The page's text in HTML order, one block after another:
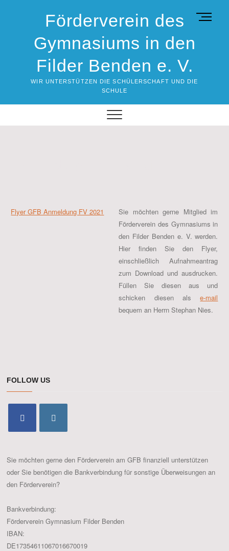
Förderverein des
Gymnasiums in den
Filder Benden e. V.
WIR UNTERSTÜTZEN DIE SCHÜLERSCHAFT UND DIE
SCHULE
M
n
Flyer GFB Anmeldung FV 2021
Sie möchten gerne Mitglied im
Förderverein des Gymnasiums in
den Filder Benden e. V. werden.
Hier finden Sie den Flyer,
einschließlich Aufnahmeantrag
zum Download und ausdrucken.
Füllen Sie diesen aus und
schicken diesen alse-mail
bequem an Herrn Stephan Nies.
FOLLOW US
Sie möchten gerne den Förderverein am GFB finanziell unterstützen
oder Sie benötigen die Bankverbindung für sonstige Überweisungen an
den Förderverein?
Bankverbindung:
Förderverein Gymnasium Filder Benden
IBAN:
DE17354611067016670019